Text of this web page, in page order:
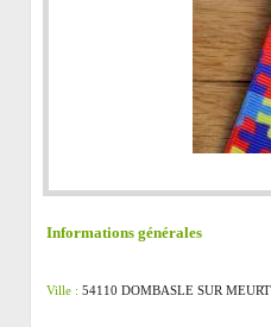
Informations générales
Ville : 54110 DOMBASLE SUR